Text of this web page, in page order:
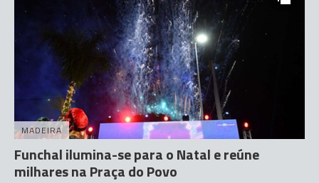
MADEIRA
Funchal ilumina-se para o Natal e reúne
milhares na Praça do Povo